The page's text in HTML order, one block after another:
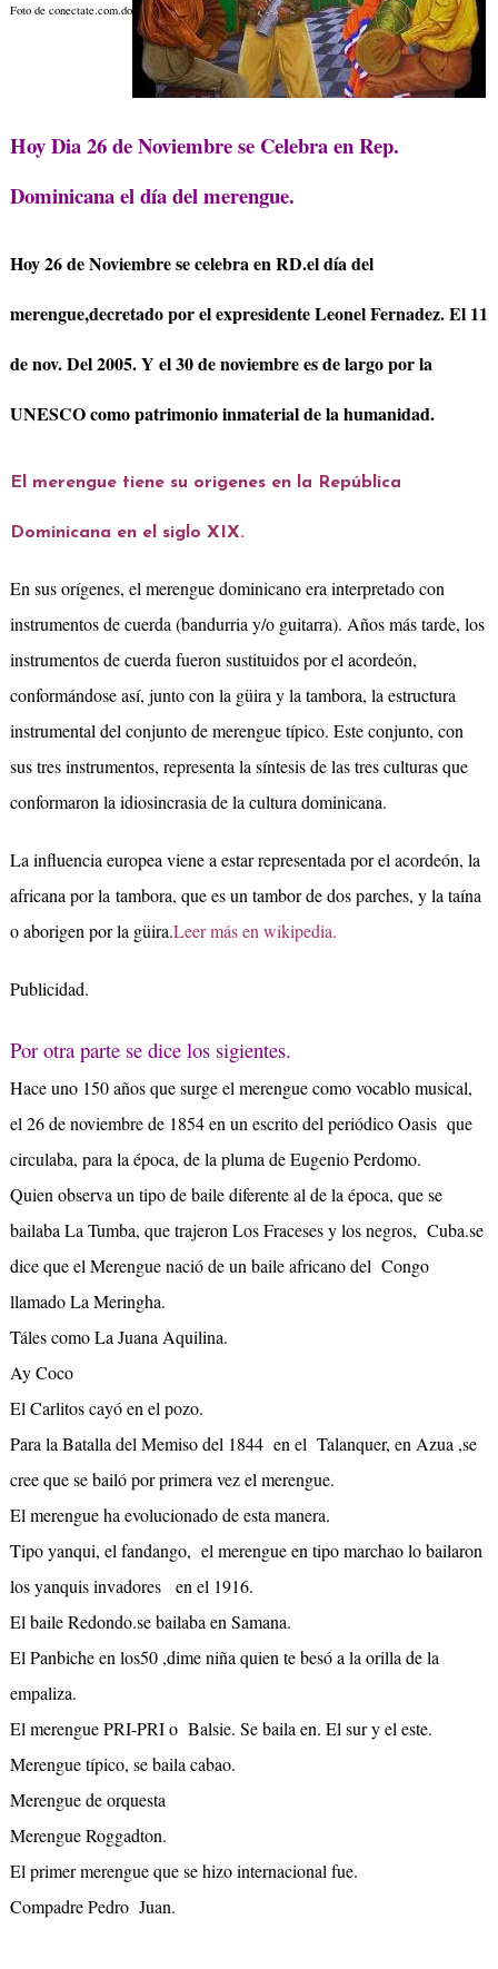
Foto de conectate.com.do
Hoy Dia 26 de Noviembre se Celebra en Rep.
Dominicana el día del merengue.
Hoy 26 de Noviembre se celebra en RD.el día del
merengue,decretado por el expresidente Leonel Fernadez. El 11
de nov. Del 2005. Y el 30 de noviembre es de largo por la
UNESCO como patrimonio inmaterial de la humanidad.
El merengue tiene su origenes en la República
Dominicana en el siglo XIX.
En sus orígenes, el merengue dominicano era interpretado con
instrumentos de cuerda (bandurria y/o guitarra). Años más tarde, los
instrumentos de cuerda fueron sustituidos por el acordeón,
conformándose así, junto con la güira y la tambora, la estructura
instrumental del conjunto de merengue típico. Este conjunto, con
sus tres instrumentos, representa la síntesis de las tres culturas que
conformaron la idiosincrasia de la cultura dominicana.
La influencia europea viene a estar representada por el acordeón, la
africana por la tambora, que es un tambor de dos parches, y la taína
o aborigen por la güira.Leer más en wikipedia.
Publicidad.
Por otra parte se dice los sigientes.
Hace uno 150 años que surge el merengue como vocablo musical,
el 26 de noviembre de 1854 en un escrito del periódico Oasis que
circulaba, para la época, de la pluma de Eugenio Perdomo.
Quien observa un tipo de baile diferente al de la época, que se
bailaba La Tumba, que trajeron Los Fraceses y los negros, Cuba.se
dice que el Merengue nació de un baile africano del Congo
llamado La Meringha.
Táles como La Juana Aquilina.
Ay Coco
El Carlitos cayó en el pozo.
Para la Batalla del Memiso del 1844 en el Talanquer, en Azua ,se
cree que se bailó por primera vez el merengue.
El merengue ha evolucionado de esta manera.
Tipo yanqui, el fandango, el merengue en tipo marchao lo bailaron
los yanquis invadores en el 1916.
El baile Redondo.se bailaba en Samana.
El Panbiche en los50 ,dime niña quien te besó a la orilla de la
empaliza.
El merengue PRI-PRI o Balsie. Se baila en. El sur y el este.
Merengue típico, se baila cabao.
Merengue de orquesta
Merengue Roggadton.
El primer merengue que se hizo internacional fue.
Compadre Pedro Juan.